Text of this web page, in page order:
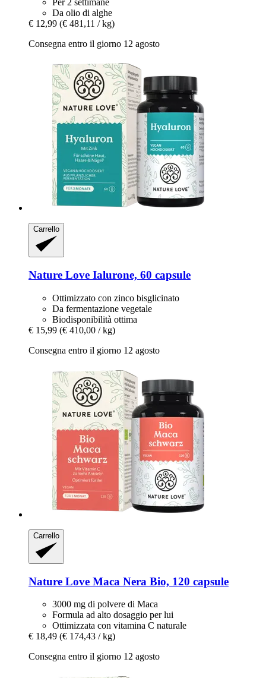
Da olio di alghe
€ 12,99 (€ 481,11 / kg)
Consegna entro il giorno 12 agosto
Carrello
Nature Love Ialurone, 60 capsule
Ottimizzato con zinco bisglicinato
Da fermentazione vegetale
Biodisponibilità ottima
€ 15,99 (€ 410,00 / kg)
Consegna entro il giorno 12 agosto
Carrello
Nature Love Maca Nera Bio, 120 capsule
3000 mg di polvere di Maca
Formula ad alto dosaggio per lui
Ottimizzata con vitamina C naturale
€ 18,49 (€ 174,43 / kg)
Consegna entro il giorno 12 agosto